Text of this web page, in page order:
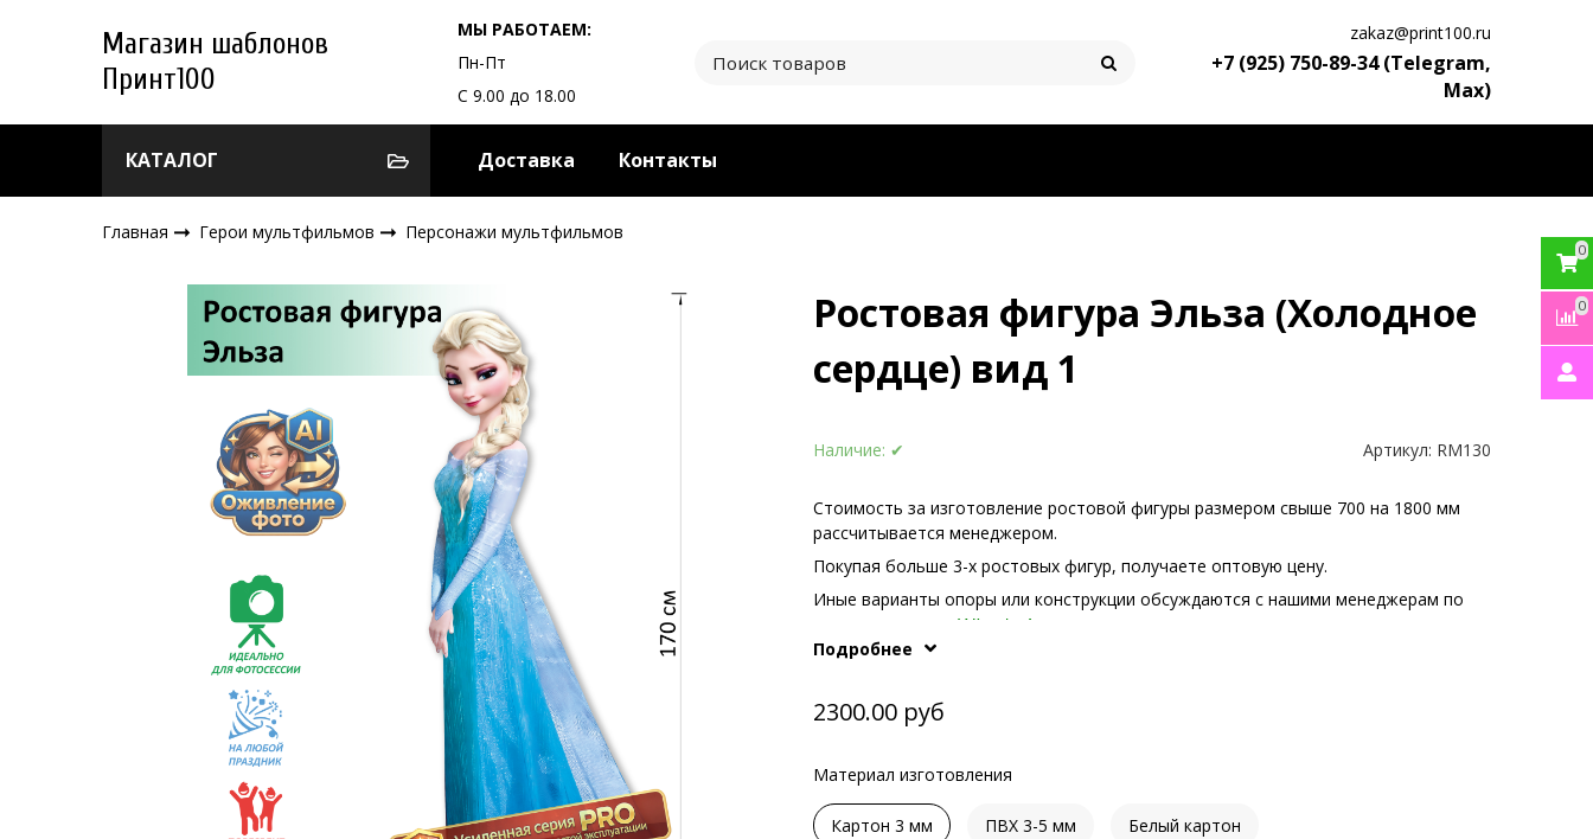
Магазин шаблонов
Принт100
МЫ РАБОТАЕМ:
Пн-Пт
С 9.00 до 18.00
zakaz@print100.ru
+7 (925) 750-89-34 (Telegram,
Max)
КАТАЛОГ Доставка Контакты
Главная Герои мультфильмов Персонажи мультфильмов
Ростовая фигура Эльза (Холодное
сердце) вид 1
Наличие: ✔ Артикул: RM130
Стоимость за изготовление ростовой фигуры размером свыше 700 на 1800 мм
рассчитывается менеджером.
Покупая больше 3-х ростовых фигур, получаете оптовую цену.
Иные варианты опоры или конструкции обсуждаются с нашими менеджерам по
телефонам или вWhat's App
Подробнее
2300.00 руб
Материал изготовления
Картон 3 мм ПВХ 3-5 мм Белый картон
0
0